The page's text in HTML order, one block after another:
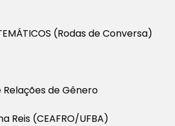
(Rodas de Conversa)
Relações de Gênero
Reis (CEAFRO/UFBA)